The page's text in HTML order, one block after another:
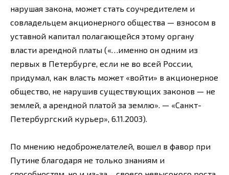
нарушая закона, может стать соучредителем и
совладельцем акционерного общества — взносом в
уставной капитал полагающейся этому органу
власти арендной платы («…именно он одним из
первых в Петербурге, если не во всей России,
придумал, как власть может «войти» в акционерное
общество, не нарушив существующих законов — не
землей, а арендной платой за землю». — «Санкт-
Петербургский курьер», 6.11.2003).
По мнению недоброжелателей, вошел в фавор при
Путине благодаря не только знаниям и